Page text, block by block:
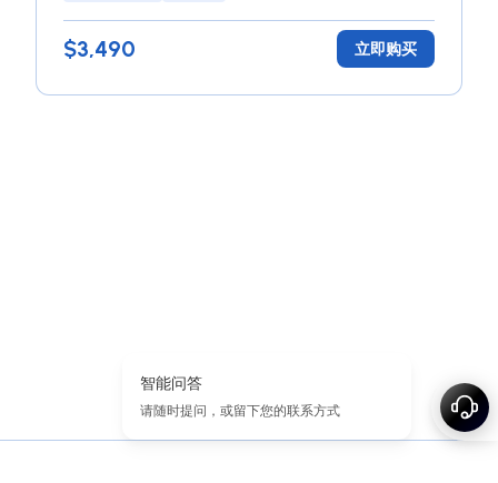
$3,490 立即购买